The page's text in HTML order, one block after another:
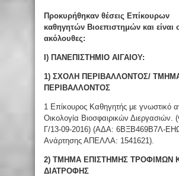
Προκυρήθηκαν θέσεις Επίκουρων
καθηγητών Βιοεπιστημών και είναι
ακόλουθες:
Ι) ΠΑΝΕΠΙΣΤΗΜΙΟ ΑΙΓΑΙΟΥ:
1) ΣΧΟΛΗ ΠΕΡΙΒΑΛΛΟΝΤΟΣ/
ΠΕΡΙΒΑΛΛΟΝΤΟΣ
1 Επίκουρος Καθηγητής με γνωστικό
Οικολογία Βιοσφαιρικών
Γ/13-09-2016) (ΑΔΑ: 6ΒΞΒ469Β7Λ-
Ανάρτησης ΑΠΕΛΛΑ: 1541621).
2) ΤΜΗΜΑ ΕΠΙΣΤΗΜΗΣ ΤΡΟΦΙΜΩΝ
ΔΙΑΤΡΟΦΗΣ